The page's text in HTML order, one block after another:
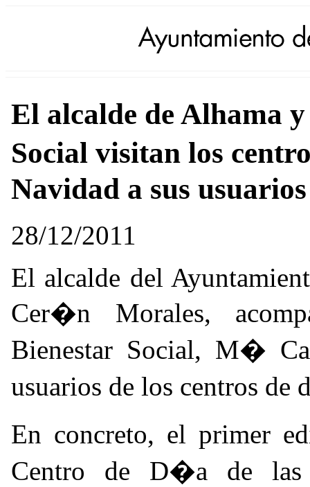
El alcalde de Alhama
Social visitan los
Navidad a sus usuarios
28/12/2011
El alcalde del
Cer�n Morales,
Bienestar Social, M�
usuarios de los centros
En concreto, el primer
Centro de D�a de las